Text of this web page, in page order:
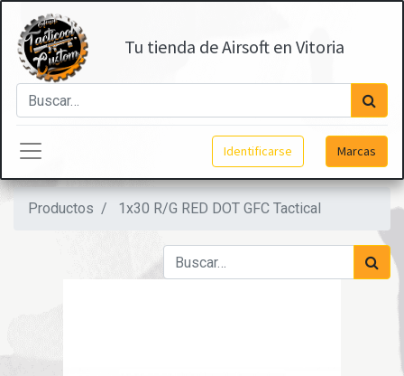
Tu tienda de Airsoft en Vitoria
Identificarse Marcas
Productos 1x30 R/G RED DOT GFC Tactical